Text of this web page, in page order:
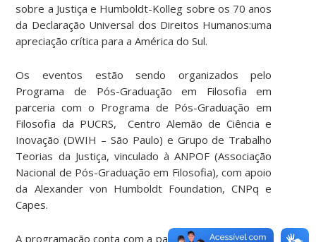
sobre a Justiça e Humboldt-Kolleg sobre os 70 anos
da Declaração Universal dos Direitos Humanos:uma
apreciação crítica para a América do Sul.
Os eventos estão sendo organizados pelo
Programa de Pós-Graduação em Filosofia em
parceria com o Programa de Pós-Graduação em
Filosofia da PUCRS, Centro Alemão de Ciência e
Inovação (DWIH – São Paulo) e Grupo de Trabalho
Teorias da Justiça, vinculado à ANPOF (Associação
Nacional de Pós-Graduação em Filosofia), com apoio
da Alexander von Humboldt Foundation, CNPq e
Capes.
A programação conta com a participação de mais de